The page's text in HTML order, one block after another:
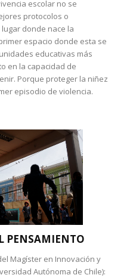
escolar no se
protocolos o
donde nace la
espacio donde esta se
educativas más
en la capacidad de
Porque proteger la niñez
episodio de violencia.
PENSAMIENTO
Magíster en Innovación y
Autónoma de Chile):